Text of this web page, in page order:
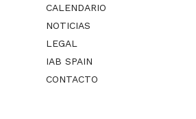
CALENDARIO
NOTICIAS
LEGAL
IAB SPAIN
CONTACTO